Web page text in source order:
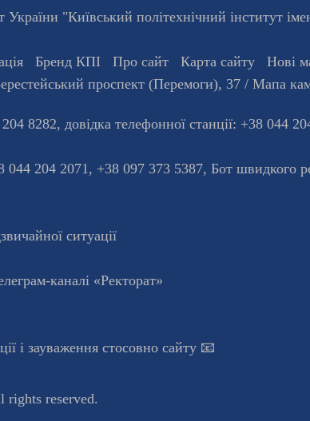
"Київський політехнічний інститут
Бренд КПІ Про сайт Карта сайту
Нові
проспект (Перемоги), 37 / Мапа
8282, довiдка телефонної станцiї: +38 044
044 204 2071, +38 097 373 5387, Бот швидкого
ситуації
каналі «Ректорат»
і зауваження стосовно сайту 📧
rights reserved.